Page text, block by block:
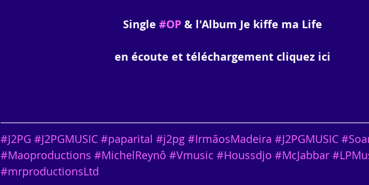
Single #OP & l'Album Je kiffe ma Life
en écoute et téléchargement cliquez ici
#J2PG #J2PGMUSIC #paparital #j2pg #IrmãosMadeira #J2PGMUSIC
#Maoproductions #MichelReynô #Vmusic #Houssdjo #McJabbar
#mrproductionsLtd